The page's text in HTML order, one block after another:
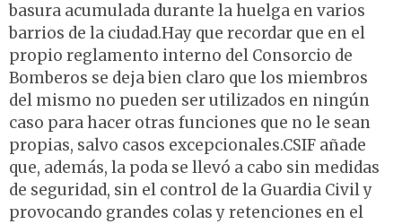
basura acumulada durante la huelga en varios
barrios de la ciudad.Hay que recordar que en el
propio reglamento interno del Consorcio de
Bomberos se deja bien claro que los miembros
del mismo no pueden ser utilizados en ningún
caso para hacer otras funciones que no le sean
propias, salvo casos excepcionales.CSIF añade
que, además, la poda se llevó a cabo sin medidas
de seguridad, sin el control de la Guardia Civil y
provocando grandes colas y retenciones en el